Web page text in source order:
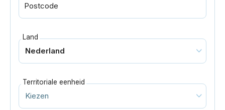
Postcode
Land
Territoriale eenheid